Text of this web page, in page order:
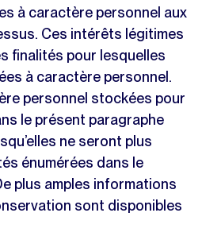
à caractère personnel aux
Ces intérêts légitimes
finalités pour lesquelles
à caractère personnel.
personnel stockées pour
le présent paragraphe
ne seront plus
énumérées dans le
plus amples informations
sont disponibles